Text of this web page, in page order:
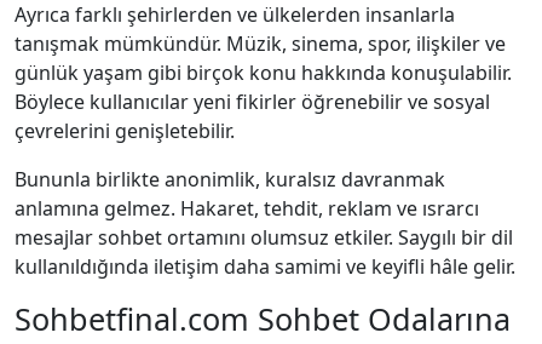
Ayrıca farklı şehirlerden ve ülkelerden insanlarla
tanışmak mümkündür. Müzik, sinema, spor, ilişkiler ve
günlük yaşam gibi birçok konu hakkında konuşulabilir.
Böylece kullanıcılar yeni fikirler öğrenebilir ve sosyal
çevrelerini genişletebilir.
Bununla birlikte anonimlik, kuralsız davranmak
anlamına gelmez. Hakaret, tehdit, reklam ve ısrarcı
mesajlar sohbet ortamını olumsuz etkiler. Saygılı bir dil
kullanıldığında iletişim daha samimi ve keyifli hâle gelir.
Sohbetfinal.com Sohbet Odalarına